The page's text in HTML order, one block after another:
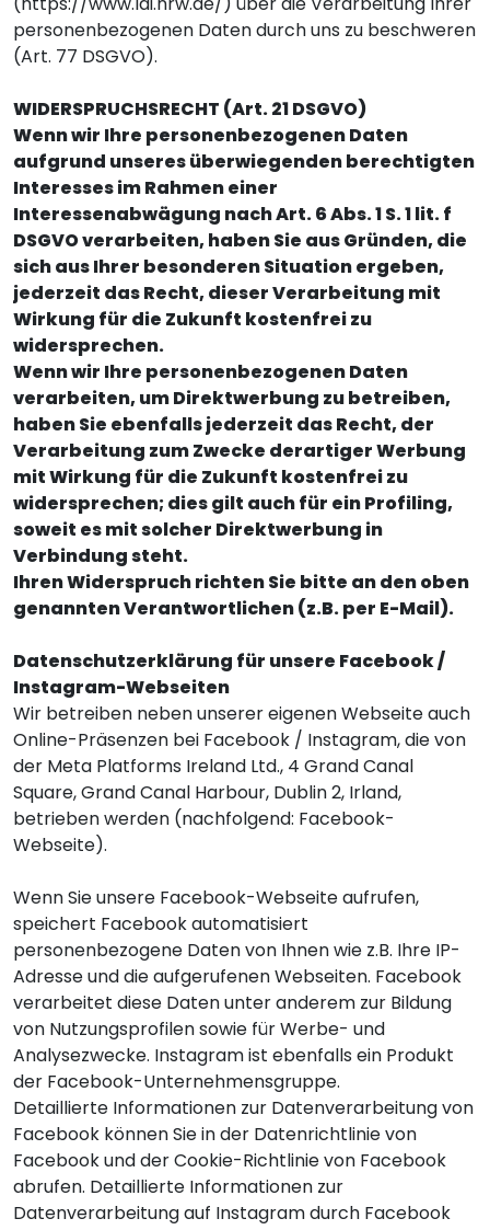
personenbezogenen Daten durch uns zu beschweren
(Art. 77 DSGVO).
WIDERSPRUCHSRECHT (Art. 21 DSGVO)
Wenn wir Ihre personenbezogenen Daten
aufgrund unseres überwiegenden berechtigten
Interesses im Rahmen einer
Interessenabwägung nach Art. 6 Abs. 1 S. 1 lit. f
DSGVO verarbeiten, haben Sie aus Gründen, die
sich aus Ihrer besonderen Situation ergeben,
jederzeit das Recht, dieser Verarbeitung mit
Wirkung für die Zukunft kostenfrei zu
widersprechen.
Wenn wir Ihre personenbezogenen Daten
verarbeiten, um Direktwerbung zu betreiben,
haben Sie ebenfalls jederzeit das Recht, der
Verarbeitung zum Zwecke derartiger Werbung
mit Wirkung für die Zukunft kostenfrei zu
widersprechen; dies gilt auch für ein Profiling,
soweit es mit solcher Direktwerbung in
Verbindung steht.
Ihren Widerspruch richten Sie bitte an den oben
genannten Verantwortlichen (z.B. per E-Mail).
Datenschutzerklärung für unsere Facebook /
Instagram-Webseiten
Wir betreiben neben unserer eigenen Webseite auch
Online-Präsenzen bei Facebook / Instagram, die von
der Meta Platforms Ireland Ltd., 4 Grand Canal
Square, Grand Canal Harbour, Dublin 2, Irland,
betrieben werden (nachfolgend: Facebook-
Webseite).
Wenn Sie unsere Facebook-Webseite aufrufen,
speichert Facebook automatisiert
personenbezogene Daten von Ihnen wie z.B. Ihre IP-
Adresse und die aufgerufenen Webseiten. Facebook
verarbeitet diese Daten unter anderem zur Bildung
von Nutzungsprofilen sowie für Werbe- und
Analysezwecke. Instagram ist ebenfalls ein Produkt
der Facebook-Unternehmensgruppe.
Detaillierte Informationen zur Datenverarbeitung von
Facebook können Sie in der Datenrichtlinie von
Facebookund derCookie-Richtlinie von Facebook
abrufen. Detaillierte Informationen zur
Datenverarbeitung auf Instagram durch Facebook